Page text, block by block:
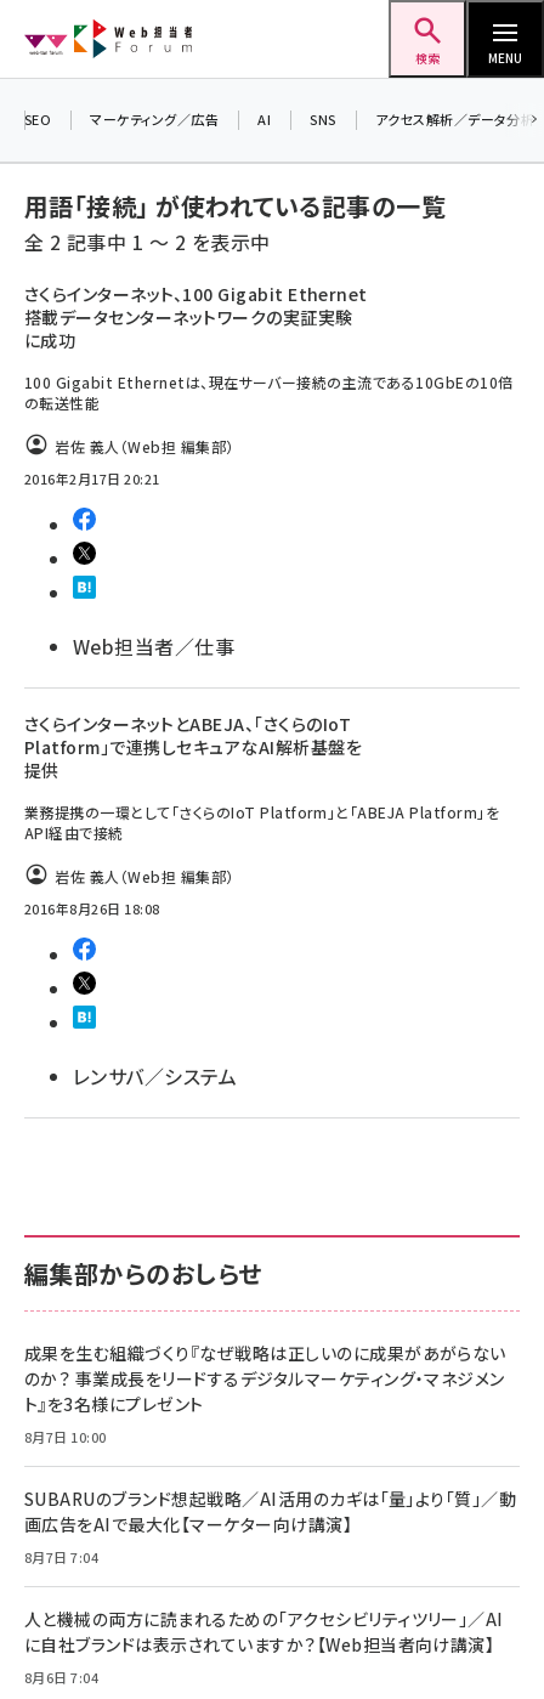
ン
検索 MENU
ai (2827)
note (2323)
セミナー (2318)
meo (1282)
SEO マーケティング／広告 AI SNS アクセス解析／データ分析
用語「接続」 が使われている記事の一覧
全 2 記事中 1 ～ 2 を表示中
さくらインターネット、100 Gigabit Ethernet
搭載データセンターネットワークの実証実験
に成功
100 Gigabit Ethernetは、現在サーバー接続の主流である10GbEの10倍
の転送性能
岩佐 義人（Web担 編集部）
2016年2月17日 20:21
Web担当者／仕事
さくらインターネットとABEJA、「さくらのIoT
Platform」で連携しセキュアなAI解析基盤を
提供
業務提携の一環として「さくらのIoT Platform」と「ABEJA Platform」を
API経由で接続
岩佐 義人（Web担 編集部）
2016年8月26日 18:08
レンサバ／システム
編集部からのおしらせ
成果を生む組織づくり『なぜ戦略は正しいのに成果があがらない
のか？ 事業成長をリードするデジタルマーケティング・マネジメン
ト』を3名様にプレゼント
8月7日 10:00
SUBARUのブランド想起戦略／AI活用のカギは「量」より「質」／動
画広告をAIで最大化【マーケター向け講演】
8月7日 7:04
人と機械の両方に読まれるための「アクセシビリティツリー」／AI
に自社ブランドは表示されていますか？【Web担当者向け講演】
8月6日 7:04